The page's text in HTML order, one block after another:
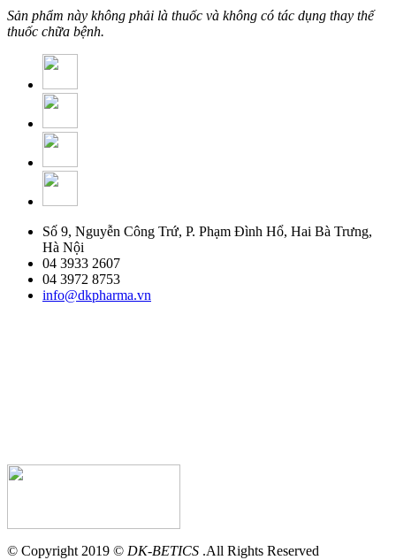
Sản phẩm này không phải là thuốc và không có tác dụng thay thế
thuốc chữa bệnh.
Số 9, Nguyễn Công Trứ, P. Phạm Đình Hổ, Hai Bà Trưng,
Hà Nội
04 3933 2607
04 3972 8753
info@dkpharma.vn
© Copyright 2019 © DK-BETICS .All Rights Reserved